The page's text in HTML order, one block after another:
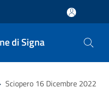
di Signa
Sciopero 16 Dicembre 2022